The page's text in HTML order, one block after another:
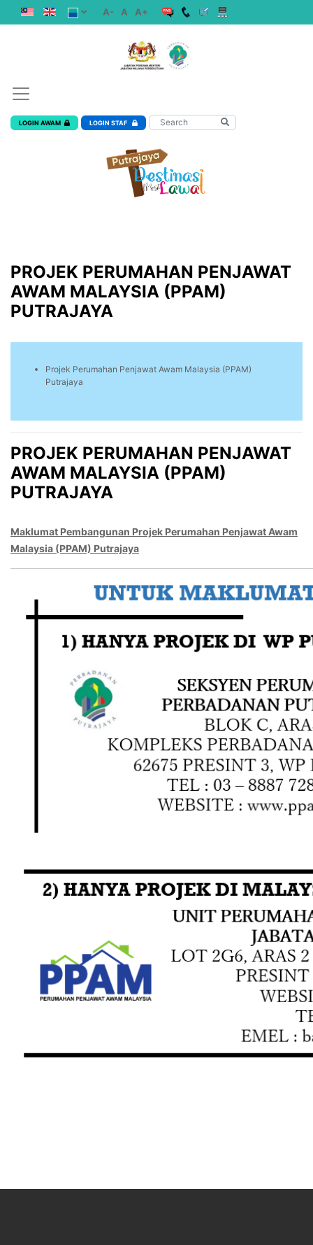
A- A A+
LOGIN AWAM LOGIN STAF
PROJEK PERUMAHAN PENJAWAT
AWAM MALAYSIA (PPAM)
PUTRAJAYA
Projek Perumahan Penjawat Awam Malaysia (PPAM)
Putrajaya
PROJEK PERUMAHAN PENJAWAT
AWAM MALAYSIA (PPAM)
PUTRAJAYA
Maklumat Pembangunan Projek Perumahan Penjawat Awam
Malaysia (PPAM) Putrajaya